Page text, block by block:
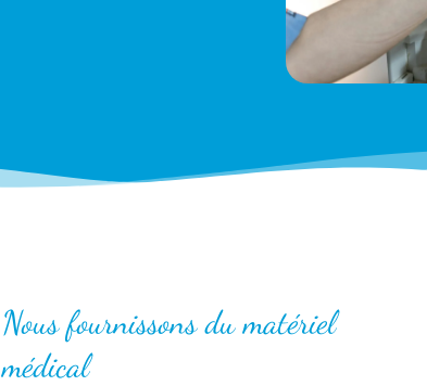
Nous fournissons du matériel
médical